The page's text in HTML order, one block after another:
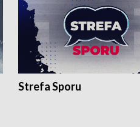
Strefa Sporu